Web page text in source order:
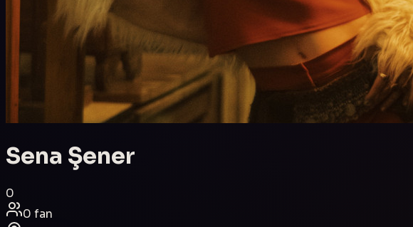
Sena Şener
0
0 fan